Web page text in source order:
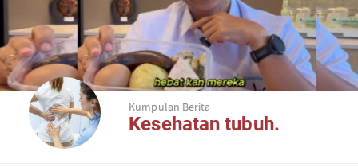
Kumpulan Berita
Kesehatan tubuh.